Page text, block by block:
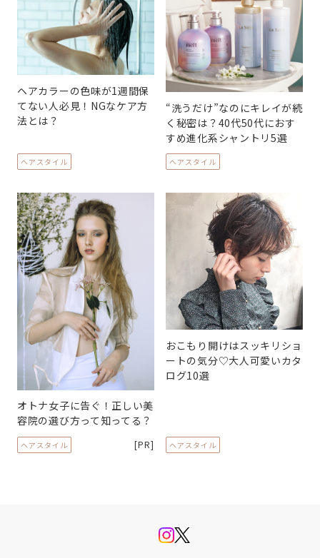
ヘアカラーの色味が1週間保
てない人必見！NGなケア方
法とは？
ヘアスタイル
“洗うだけ”なのにキレイが続
く秘密は？40代50代におす
すめ進化系シャントリ5選
ヘアスタイル
オトナ女子に告ぐ！正しい美
容院の選び方って知ってる？
ヘアスタイル [PR]
おこもり開けはスッキリショ
ートの気分♡大人可愛いカタ
ログ10選
ヘアスタイル